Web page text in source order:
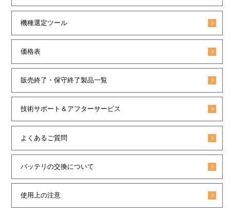
機種選定ツール
価格表
販売終了・保守終了製品一覧
技術サポート＆アフターサービス
よくあるご質問
バッテリの交換について
使用上の注意